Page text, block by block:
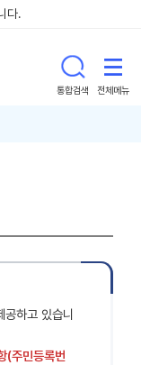
다.
통합검색 전체메뉴
공하고 있습니
(주민등록번